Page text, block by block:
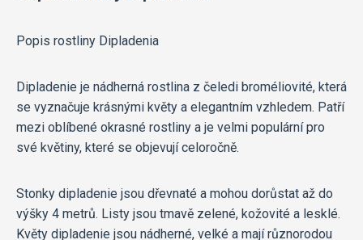
Popis rostliny Dipladenia
Dipladenie je nádherná rostlina z čeledi broméliovité, která
se vyznačuje krásnými květy a elegantním vzhledem. Patří
mezi oblíbené okrasné rostliny a je velmi populární pro
své květiny, které se objevují celoročně.
Stonky dipladenie jsou dřevnaté a mohou dorůstat až do
výšky 4 metrů. Listy jsou tmavě zelené, kožovité a lesklé.
Květy dipladenie jsou nádherné, velké a mají různorodou